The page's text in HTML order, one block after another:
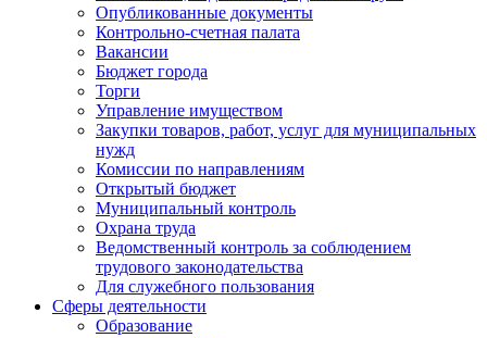
Опубликованные документы
Контрольно-счетная палата
Вакансии
Бюджет города
Торги
Управление имуществом
Закупки товаров, работ, услуг для муниципальных
нужд
Комиссии по направлениям
Открытый бюджет
Муниципальный контроль
Охрана труда
Ведомственный контроль за соблюдением
трудового законодательства
Для служебного пользования
Сферы деятельности
Образование